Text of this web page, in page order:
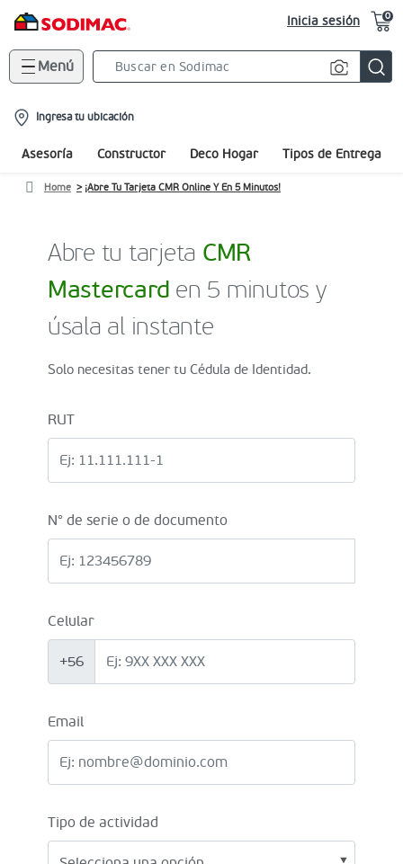
Inicia sesión 0
Menú
location-
icon
Ingresa tu ubicación
Asesoría Constructor Deco Hogar Tipos de Entrega
Home ¡Abre Tu Tarjeta CMR Online Y En 5 Minutos!
Abre tu tarjeta CMR
Mastercard en 5 minutos y
úsala al instante
Solo necesitas tener tu Cédula de Identidad.
RUT
N° de serie o de documento
Celular
+56
Email
Tipo de actividad